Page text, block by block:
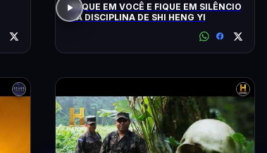
FOQUE EM VOCÊ E FIQUE EM SILÊNCIO
– A DISCIPLINA DE SHI HENG YI